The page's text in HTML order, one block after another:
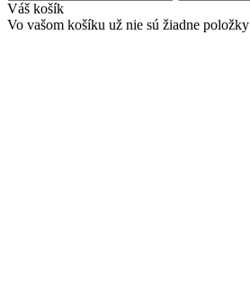
Váš košík
Vo vašom košíku už nie sú žiadne položky